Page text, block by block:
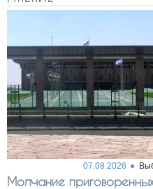
07.08.2026
Молчание приговоренных